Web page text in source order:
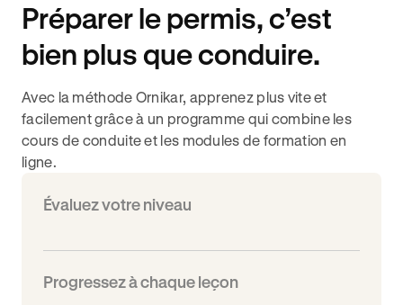
Préparer le permis, c’est
bien plus que conduire.
Avec la méthode Ornikar, apprenez plus vite et
facilement grâce à un programme qui combine les
cours de conduite et les modules de formation en
ligne.
Évaluez votre niveau
Progressez à chaque leçon